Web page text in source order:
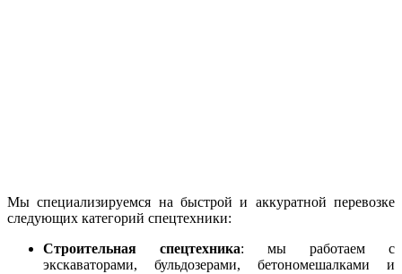
Мы специализируемся на быстрой и аккуратной перевозке
следующих категорий спецтехники:
Строительная спецтехника: мы работаем с
экскаваторами, бульдозерами, бетономешалками и